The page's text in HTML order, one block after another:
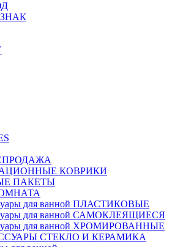
КОВРИКИ
ПАКЕТЫ
для ванной ПЛАСТИКОВЫЕ
для ванной САМОКЛЕЯЩИЕСЯ
для ванной ХРОМИРОВАННЫЕ
СТЕКЛО И КЕРАМИКА